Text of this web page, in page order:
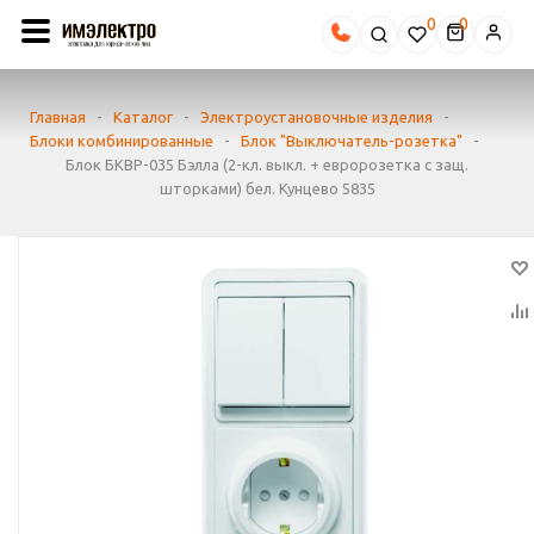
0
Главная - Каталог - Электроустановочные изделия
-
Блоки комбинированные
- Блок "Выключатель-розетка"
-
Блок БКВР-035 Бэлла (2-кл. выкл. + евророзетка с защ.
шторками) бел. Кунцево 5835